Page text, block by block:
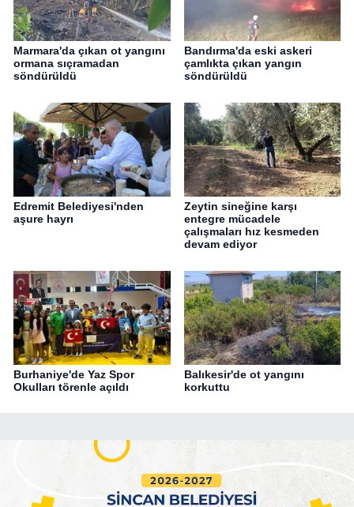
Marmara'da çıkan ot yangını
ormana sıçramadan
söndürüldü
Bandırma'da eski askeri
çamlıkta çıkan yangın
söndürüldü
Edremit Belediyesi'nden
aşure hayrı
Zeytin sineğine karşı
entegre mücadele
çalışmaları hız kesmeden
devam ediyor
Burhaniye'de Yaz Spor
Okulları törenle açıldı
Balıkesir'de ot yangını
korkuttu